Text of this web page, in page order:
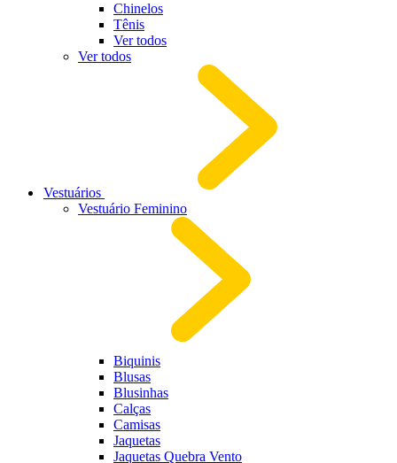
Chinelos
Tênis
Ver todos
Ver todos
Vestuários
Vestuário Feminino
Biquinis
Blusas
Blusinhas
Calças
Camisas
Jaquetas
Jaquetas Quebra Vento